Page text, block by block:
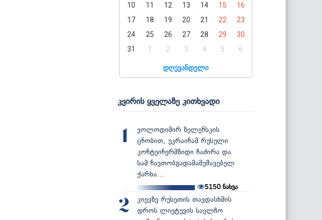
10
11 12 13 14 15
16
17
18 19 20 21 22
23
24
25 26 27 28 29
30
31
1 2 3 4 5 6
დღევანდელი
კვირის ყველაზე კითხვადი
1
ვოლოდიმირ ზელენსკის
ცნობით, უკრაინამ რუსული
კონტეინერმზიდი ჩაძირა და
სამ ნავთობგადამამუშავებელ
ქარხა...
5150ნახვა
2
კიევზე რუსეთის თავდასხმის
დროს ლიეტუვის საელჩო